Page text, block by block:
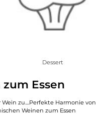
Dessert
Essen
Wein zu....Perfekte Harmonie von
Weinen zum Essen